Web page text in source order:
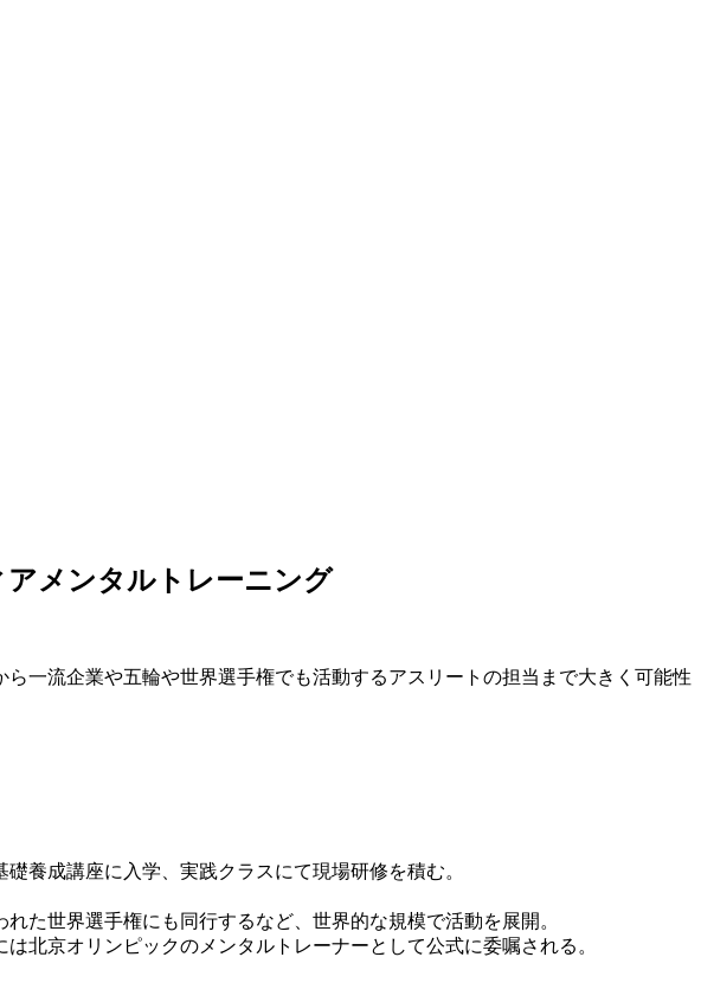
一流企業や五輪や世界選手権でも活動するアスリートの担当まで大きく可能性
養成講座に入学、実践クラスにて現場研修を積む。
た世界選手権にも同行するなど、世界的な規模で活動を展開。
北京オリンピックのメンタルトレーナーとして公式に委嘱される。